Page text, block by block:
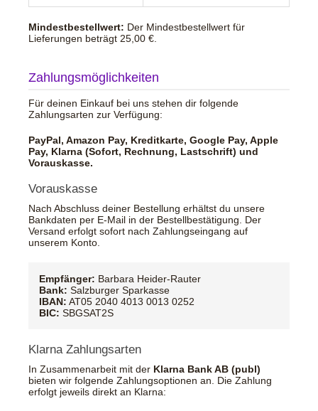
Mindestbestellwert: Der Mindestbestellwert für
Lieferungen beträgt 25,00 €.
Zahlungsmöglichkeiten
Für deinen Einkauf bei uns stehen dir folgende
Zahlungsarten zur Verfügung:
PayPal, Amazon Pay, Kreditkarte, Google Pay, Apple
Pay, Klarna (Sofort, Rechnung, Lastschrift) und
Vorauskasse.
Vorauskasse
Nach Abschluss deiner Bestellung erhältst du unsere
Bankdaten per E-Mail in der Bestellbestätigung. Der
Versand erfolgt sofort nach Zahlungseingang auf
unserem Konto.
Empfänger: Barbara Heider-Rauter
Bank: Salzburger Sparkasse
IBAN: AT05 2040 4013 0013 0252
BIC: SBGSAT2S
Klarna Zahlungsarten
In Zusammenarbeit mit der Klarna Bank AB (publ)
bieten wir folgende Zahlungsoptionen an. Die Zahlung
erfolgt jeweils direkt an Klarna: